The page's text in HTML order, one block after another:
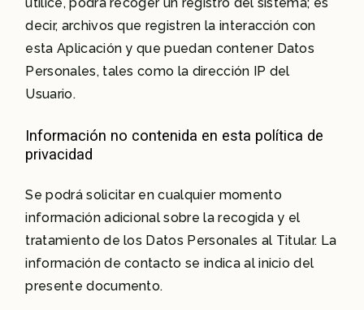
decir, archivos que registren la interacción con
esta Aplicación y que puedan contener Datos
Personales, tales como la dirección IP del
Usuario.
Información no contenida en esta política de
privacidad
Se podrá solicitar en cualquier momento
información adicional sobre la recogida y el
tratamiento de los Datos Personales al Titular. La
información de contacto se indica al inicio del
presente documento.